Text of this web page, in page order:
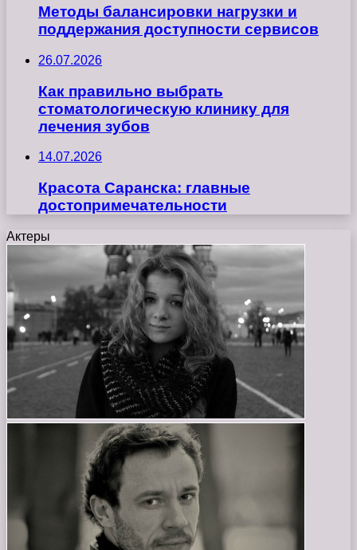
Методы балансировки нагрузки и
поддержания доступности сервисов
26.07.2026
Как правильно выбрать
стоматологическую клинику для
лечения зубов
14.07.2026
Красота Саранска: главные
достопримечательности
Актеры